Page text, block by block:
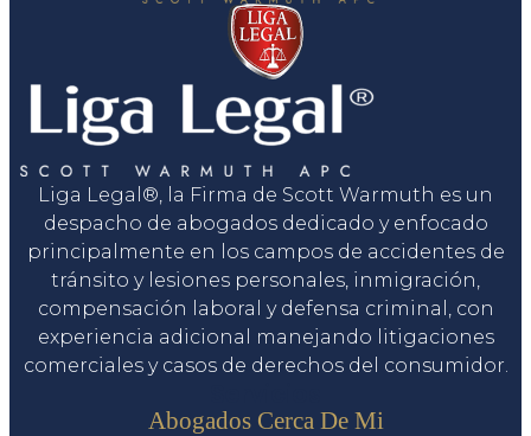
Liga Legal®, la Firma de Scott Warmuth es un
despacho de abogados dedicado y enfocado
principalmente en los campos de accidentes de
tránsito y lesiones personales, inmigración,
compensación laboral y defensa criminal, con
experiencia adicional manejando litigaciones
comerciales y casos de derechos del consumidor.
Abogados Cerca De Mi